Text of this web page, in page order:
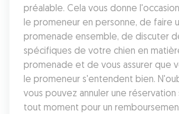
préalable. Cela vous donne
le promeneur en personne, de faire
promenade ensemble, de discuter
spécifiques de votre chien en
promenade et de vous assurer que
le promeneur s'entendent bien.
vous pouvez annuler une réservation
tout moment pour un